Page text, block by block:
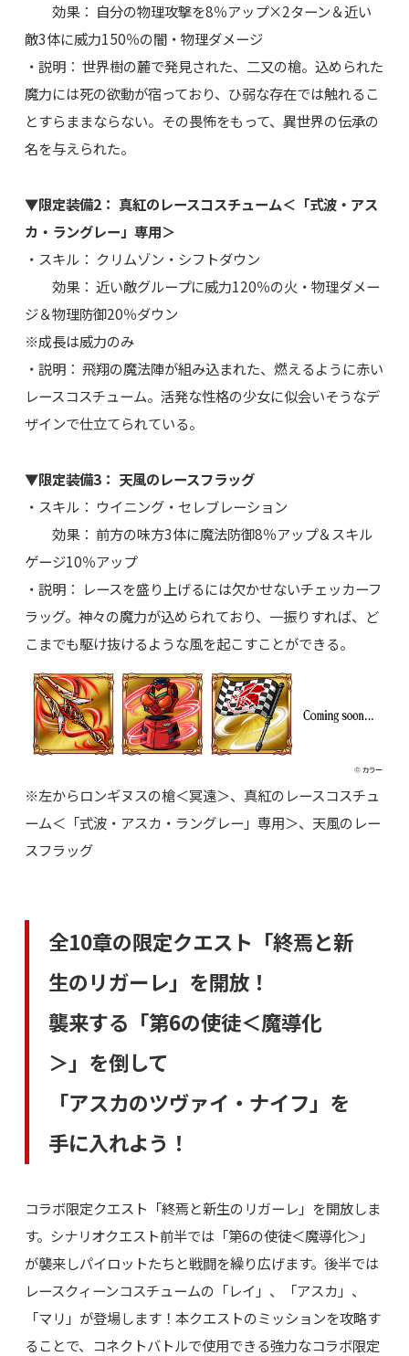
効果： 自分の物理攻撃を8％アップ×2ターン＆近い
敵3体に威力150％の闇・物理ダメージ
・説明： 世界樹の麓で発見された、二又の槍。込められた
魔力には死の欲動が宿っており、ひ弱な存在では触れるこ
とすらままならない。その畏怖をもって、異世界の伝承の
名を与えられた。
▼限定装備2： 真紅のレースコスチューム＜「式波・アス
カ・ラングレー」専用＞
・スキル： クリムゾン・シフトダウン
効果： 近い敵グループに威力120％の火・物理ダメー
ジ＆物理防御20％ダウン
※成長は威力のみ
・説明： 飛翔の魔法陣が組み込まれた、燃えるように赤い
レースコスチューム。活発な性格の少女に似会いそうなデ
ザインで仕立てられている。
▼限定装備3： 天風のレースフラッグ
・スキル： ウイニング・セレブレーション
効果： 前方の味方3体に魔法防御8％アップ＆スキル
ゲージ10％アップ
・説明： レースを盛り上げるには欠かせないチェッカーフ
ラッグ。神々の魔力が込められており、一振りすれば、ど
こまでも駆け抜けるような風を起こすことができる。
※左からロンギヌスの槍＜冥遠＞、真紅のレースコスチュ
ーム＜「式波・アスカ・ラングレー」専用＞、天風のレー
スフラッグ
全10章の限定クエスト「終焉と新
生のリガーレ」を開放！
襲来する「第6の使徒＜魔導化
＞」を倒して
「アスカのツヴァイ・ナイフ」を
手に入れよう！
コラボ限定クエスト「終焉と新生のリガーレ」を開放しま
す。シナリオクエスト前半では「第6の使徒＜魔導化＞」
が襲来しパイロットたちと戦闘を繰り広げます。後半では
レースクィーンコスチュームの「レイ」、「アスカ」、
「マリ」が登場します！本クエストのミッションを攻略す
ることで、コネクトバトルで使用できる強力なコラボ限定